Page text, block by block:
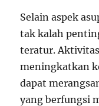
Selain aspek
tak kalah
teratur.
meningkatkan
dapat
yang berfungsi